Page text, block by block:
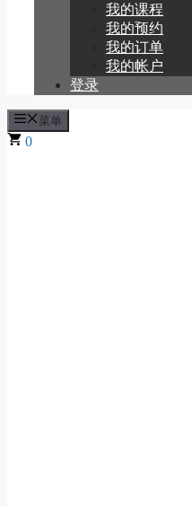
我的课程
我的预约
我的订单
我的帐户
登录
菜单
0